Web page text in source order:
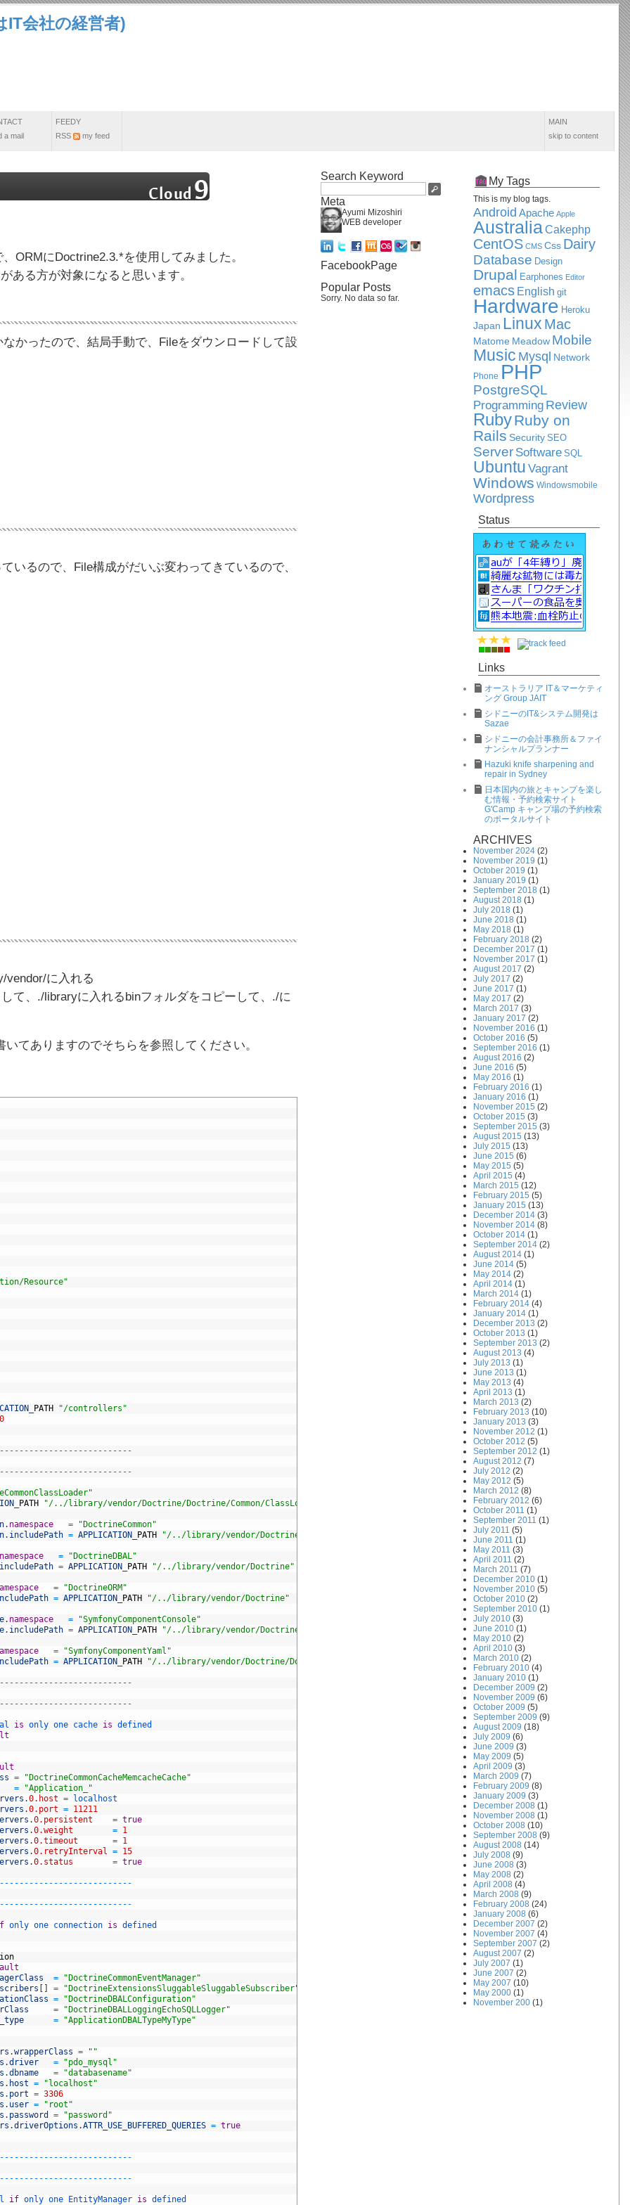
会社の経営者)
a mail
FEEDY
RSS
my feed
MAIN
skip to content
ORMにDoctrine2.3.*を使用してみました。
ある方が対象になると思います。
かったので、結局手動で、Fileをダウンロードして設
いるので、File構成がだいぶ変わってきているので、
vendor/に入れる
て、./libraryに入れるbinフォルダをコピーして、./に
いてありますのでそちらを参照してください。
Resource"
PATH
"/controllers"
0
-- -- -- -- -- -- -- -- -- -- -- -- --
-- -- -- -- -- -- -- -- -- -- -- -- --
PATH "/../library/vendor/Doctrine/Doctrine/Common/ClassLoader.php"
. namespace =
"DoctrineCommon"
. includePath = APPLICATION PATH "/../library/vendor/Doctrine"
namespace =
"DoctrineDBAL"
includePath = APPLICATION PATH "/../library/vendor/Doctrine"
=
"DoctrineORM"
= APPLICATION PATH "/../library/vendor/Doctrine"
. namespace =
"SymfonyComponentConsole"
. includePath = APPLICATION PATH "/../library/vendor/Doctrine/Doctrine"
=
"SymfonyComponentYaml"
= APPLICATION PATH "/../library/vendor/Doctrine/Doctrine"
-- -- -- -- -- -- -- -- -- -- -- -- --
-- -- -- -- -- -- -- -- -- -- -- -- --
is only one cache is defined
=
"DoctrineCommonCacheMemcacheCache"
=
"Application_"
.0.host = localhost
.0.port = 11211
.0.persistent = true
.0.weight = 1
.0.timeout = 1
.0.retryInterval = 15
.0.status = true
-- -- -- -- -- -- -- -- -- -- -- -- --
-- -- -- -- -- -- -- -- -- -- -- -- --
only one connection is defined
=
"DoctrineCommonEventManager"
[ ] =
"DoctrineExtensionsSluggableSluggableSubscriber"
=
"DoctrineDBALConfiguration"
=
"DoctrineDBALLoggingEchoSQLLogger"
= "ApplicationDBALTypeMyType"
.wrapperClass =
""
.driver =
"pdo_mysql"
.dbname =
"databasename"
. host =
"localhost"
. port = 3306
. user =
"root"
. password =
"password"
.driverOptions .ATTR_USE_BUFFERED_QUERIES = true
-- -- -- -- -- -- -- -- -- -- -- -- --
-- -- -- -- -- -- -- -- -- -- -- -- --
if only one EntityManager is defined
Search Keyword
Meta
Ayumi Mizoshiri
WEB developer
FacebookPage
Popular Posts
Sorry. No data so far.
My Tags
This is my blog tags.
Android Apache Apple
AustraliaCakephp
CentOS CMS Css Dairy
Database Design
Drupal Earphones Editor
emacs English git
Hardware Heroku
Japan Linux Mac
Matome Meadow Mobile
Music Mysql Network
Phone PHP
PostgreSQL
Programming Review
RubyRuby on
Rails Security SEO
Server Software SQL
Ubuntu Vagrant
Windows Windowsmobile
Wordpress
Status
Links
オーストラリア IT＆マーケティ
ング Group JAIT
シドニーのIT&システム開発は
Sazae
シドニーの会計事務所＆ファイ
ナンシャルプランナー
Hazuki knife sharpening and
repair in Sydney
日本国内の旅とキャンプを楽し
む情報・予約検索サイト
G'Camp キャンプ場の予約検索
のポータルサイト
ARCHIVES
November 2024 (2)
November 2019 (1)
October 2019 (1)
January 2019 (1)
September 2018 (1)
August 2018 (1)
July 2018 (1)
June 2018 (1)
May 2018 (1)
February 2018 (2)
December 2017 (1)
November 2017 (1)
August 2017 (2)
July 2017 (2)
June 2017 (1)
May 2017 (2)
March 2017 (3)
January 2017 (2)
November 2016 (1)
October 2016 (5)
September 2016 (1)
August 2016 (2)
June 2016 (5)
May 2016 (1)
February 2016 (1)
January 2016 (1)
November 2015 (2)
October 2015 (3)
September 2015 (3)
August 2015 (13)
July 2015 (13)
June 2015 (6)
May 2015 (5)
April 2015 (4)
March 2015 (12)
February 2015 (5)
January 2015 (13)
December 2014 (3)
November 2014 (8)
October 2014 (1)
September 2014 (2)
August 2014 (1)
June 2014 (5)
May 2014 (2)
April 2014 (1)
March 2014 (1)
February 2014 (4)
January 2014 (1)
December 2013 (2)
October 2013 (1)
September 2013 (2)
August 2013 (4)
July 2013 (1)
June 2013 (1)
May 2013 (4)
April 2013 (1)
March 2013 (2)
February 2013 (10)
January 2013 (3)
November 2012 (1)
October 2012 (5)
September 2012 (1)
August 2012 (7)
July 2012 (2)
May 2012 (5)
March 2012 (8)
February 2012 (6)
October 2011 (1)
September 2011 (1)
July 2011 (5)
June 2011 (1)
May 2011 (3)
April 2011 (2)
March 2011 (7)
December 2010 (1)
November 2010 (5)
October 2010 (2)
September 2010 (1)
July 2010 (3)
June 2010 (1)
May 2010 (2)
April 2010 (3)
March 2010 (2)
February 2010 (4)
January 2010 (1)
December 2009 (2)
November 2009 (6)
October 2009 (5)
September 2009 (9)
August 2009 (18)
July 2009 (6)
June 2009 (3)
May 2009 (5)
April 2009 (3)
March 2009 (7)
February 2009 (8)
January 2009 (3)
December 2008 (1)
November 2008 (1)
October 2008 (10)
September 2008 (9)
August 2008 (14)
July 2008 (9)
June 2008 (3)
May 2008 (2)
April 2008 (4)
March 2008 (9)
February 2008 (24)
January 2008 (6)
December 2007 (2)
November 2007 (4)
September 2007 (2)
August 2007 (2)
July 2007 (1)
June 2007 (2)
May 2007 (10)
May 2000 (1)
November 200 (1)